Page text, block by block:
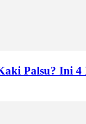
Palsu? Ini 4